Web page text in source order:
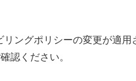
ングポリシーの変更が適
認ください。